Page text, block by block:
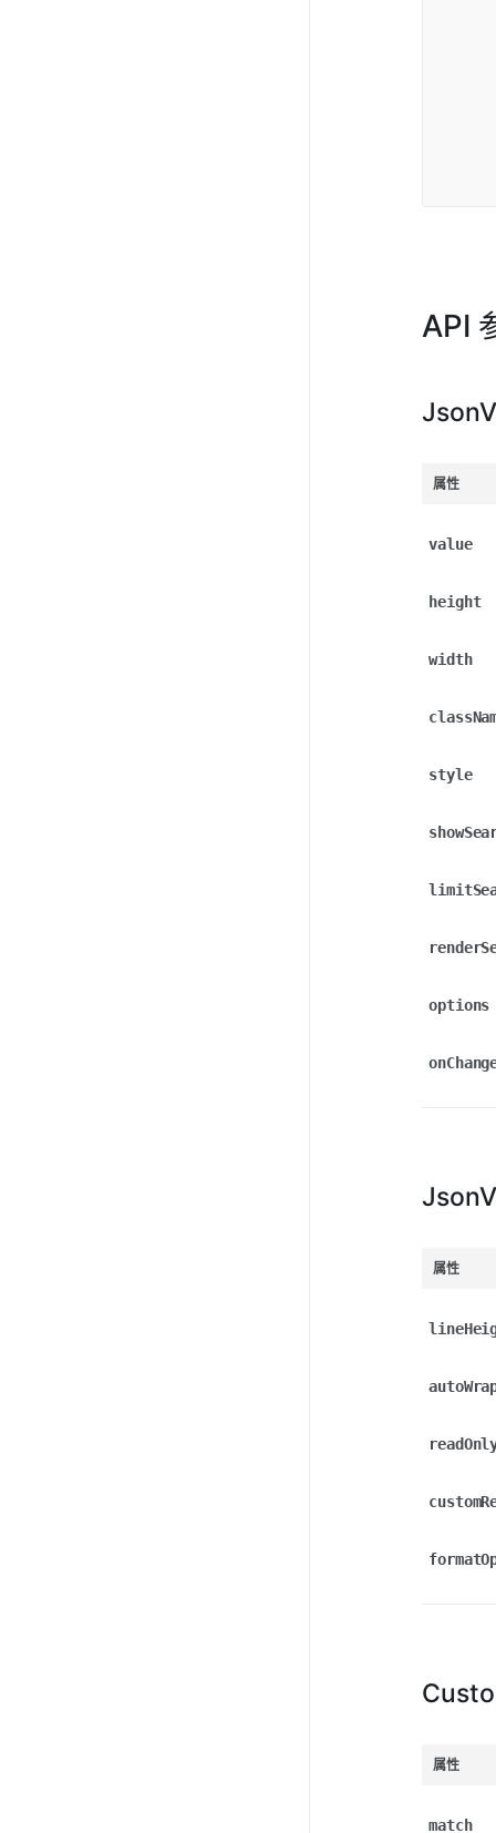
API
属性
value
height
width
style
options
属性
属性
match